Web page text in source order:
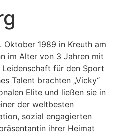
Oktober 1989 in Kreuth am
im Alter von 3 Jahren mit
für den Sport
Talent brachten „Vicky“
Elite und ließen sie in
der weltbesten
sozial engagierten
ihrer Heimat